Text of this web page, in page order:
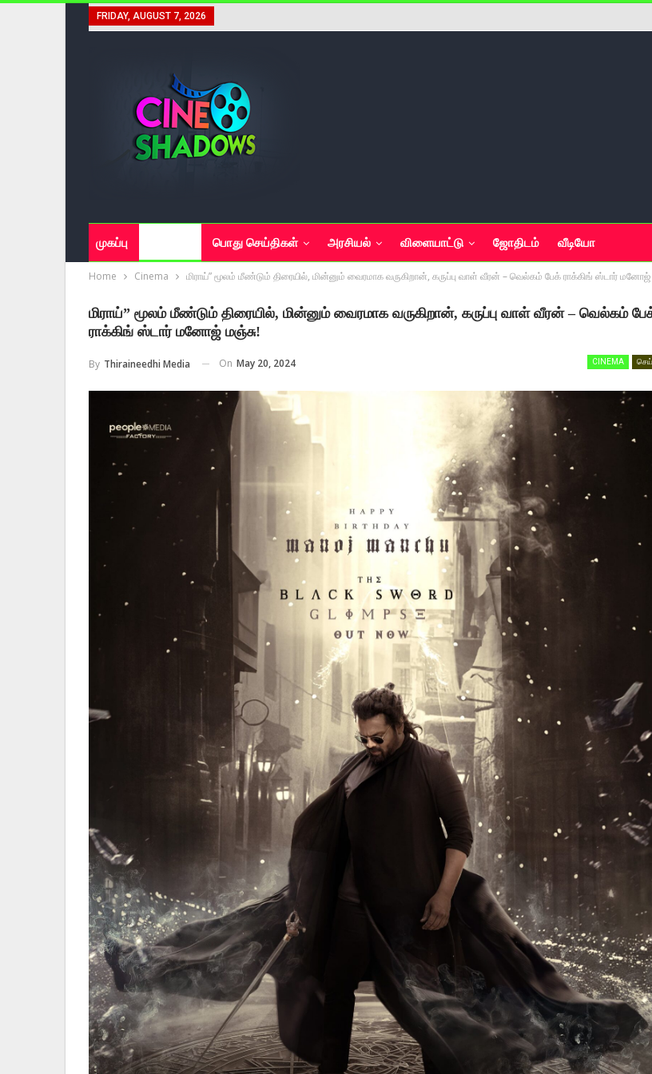
FRIDAY, AUGUST 7, 2026
முகப்பு பொது செய்திகள் அரசியல் விளையாட்டு ஜோதிடம் வீடியோ
Home Cinema மிராய்” மூலம் மீண்டும் திரையில், மின்னும் வைரமாக வருகிறான், கருப்பு வாள் வீரன் – வெல்கம் பேக் ராக்கிங் ஸ்டார் மனோஜ்
மிராய்” மூலம் மீண்டும் திரையில், மின்னும் வைரமாக வருகிறான், கருப்பு வாள் வீரன் – வெல்கம்
ராக்கிங் ஸ்டார் மனோஜ் மஞ்சு!
CINEMA
By Thiraineedhi Media On May 20, 2024